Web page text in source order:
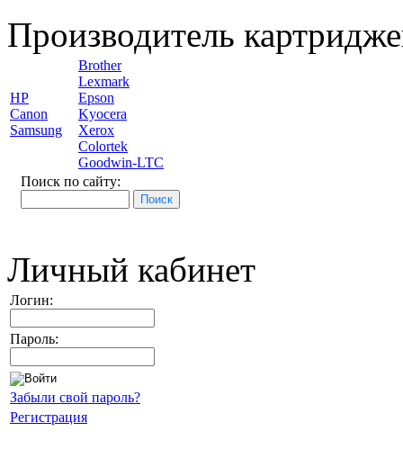
Производитель
HP
Canon
Samsung
Brother
Lexmark
Epson
Kyocera
Xerox
Colortek
Goodwin-LTC
Поиск по сайту:
Личный кабинет
Логин:
Пароль:
Забыли свой пароль?
Регистрация